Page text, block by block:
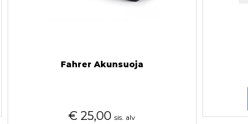
Fahrer Akunsuoja
€ 25,00 sis. alv